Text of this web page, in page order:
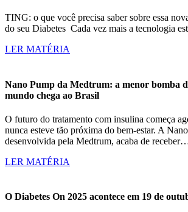
TING: o que você precisa saber sobre essa
do seu Diabetes Cada vez mais a tecnologia
LER MATÉRIA
Nano Pump da Medtrum: a menor bomba
mundo chega ao Brasil
O futuro do tratamento com insulina começa
nunca esteve tão próxima do bem-estar. A
desenvolvida pela Medtrum, acaba de
LER MATÉRIA
O Diabetes On 2025 acontece em 19 de